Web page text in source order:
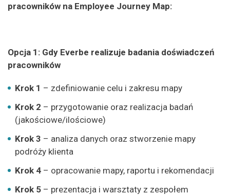
pracowników na Employee Journey Map:
Opcja 1: Gdy Everbe realizuje badania doświadczeń
pracowników
Krok 1 – zdefiniowanie celu i zakresu mapy
Krok 2 – przygotowanie oraz realizacja badań
(jakościowe/ilościowe)
Krok 3 – analiza danych oraz stworzenie mapy
podróży klienta
Krok 4 – opracowanie mapy, raportu i rekomendacji
Krok 5 – prezentacja i warsztaty z zespołem